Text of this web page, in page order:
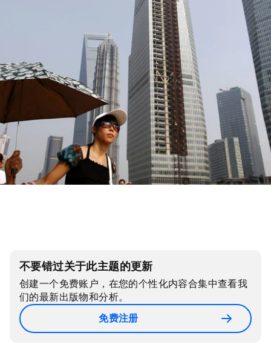
不要错过关于此主题的更新
创建一个免费账户，在您的个性化内容合集中查看我
们的最新出版物和分析。
免费注册